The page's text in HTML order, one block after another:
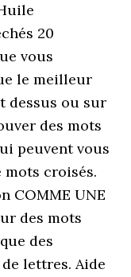
20
vous
le meilleur
dessus ou sur
des mots
peuvent vous
croisés.
COMME UNE
des mots
des
lettres. Aide